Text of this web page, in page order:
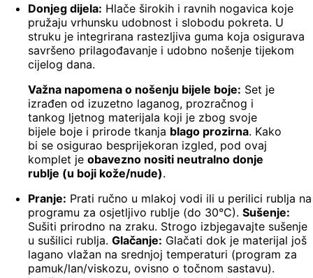
Donjeg dijela: Hlače širokih i ravnih nogavica koje
pružaju vrhunsku udobnost i slobodu pokreta. U
struku je integrirana rastezljiva guma koja osigurava
savršeno prilagođavanje i udobno nošenje tijekom
cijelog dana.
Važna napomena o nošenju bijele boje: Set je
izrađen od izuzetno laganog, prozračnog i
tankog ljetnog materijala koji je zbog svoje
bijele boje i prirode tkanja blago prozirna. Kako
bi se osigurao besprijekoran izgled, pod ovaj
komplet je obavezno nositi neutralno donje
rublje (u boji kože/nude).
Pranje: Prati ručno u mlakoj vodi ili u perilici rublja na
programu za osjetljivo rublje (do 30°C). Sušenje:
Sušiti prirodno na zraku. Strogo izbjegavajte sušenje
u sušilici rublja. Glačanje: Glačati dok je materijal još
lagano vlažan na srednjoj temperaturi (program za
pamuk/lan/viskozu, ovisno o točnom sastavu).